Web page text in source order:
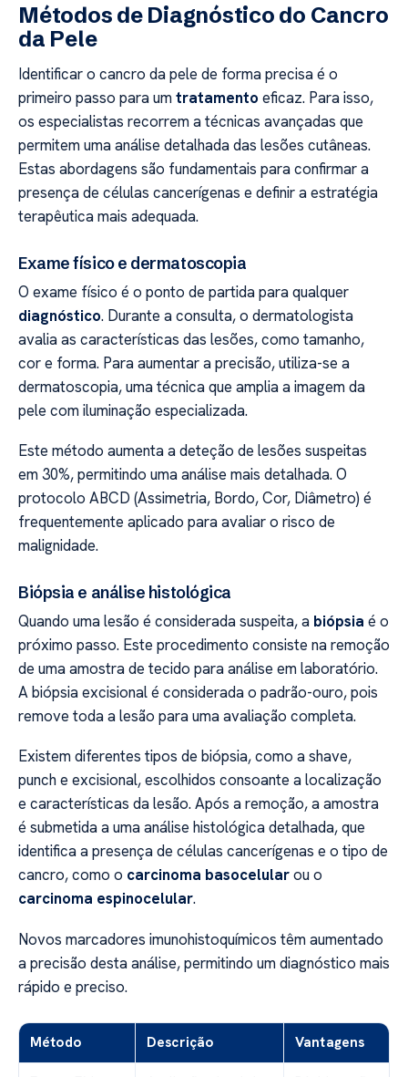
Métodos de Diagnóstico do Cancro
da Pele
Identificar o cancro da pele de forma precisa é o
primeiro passo para umtratamento eficaz. Para isso,
os especialistas recorrem a técnicas avançadas que
permitem uma análise detalhada das lesões cutâneas.
Estas abordagens são fundamentais para confirmar a
presença de células cancerígenas e definir a estratégia
terapêutica mais adequada.
Exame físico e dermatoscopia
O exame físico é o ponto de partida para qualquer
diagnóstico. Durante a consulta, o dermatologista
avalia as características das lesões, como tamanho,
cor e forma. Para aumentar a precisão, utiliza-se a
dermatoscopia, uma técnica que amplia a imagem da
pele com iluminação especializada.
Este método aumenta a deteção de lesões suspeitas
em 30%, permitindo uma análise mais detalhada. O
protocolo ABCD (Assimetria, Bordo, Cor, Diâmetro) é
frequentemente aplicado para avaliar o risco de
malignidade.
Biópsia e análise histológica
Quando uma lesão é considerada suspeita, a biópsia é o
próximo passo. Este procedimento consiste na remoção
de uma amostra de tecido para análise em laboratório.
A biópsia excisional é considerada o padrão-ouro, pois
remove toda a lesão para uma avaliação completa.
Existem diferentes tipos de biópsia, como a shave,
punch e excisional, escolhidos consoante a localização
e características da lesão. Após a remoção, a amostra
é submetida a uma análise histológica detalhada, que
identifica a presença de células cancerígenas e o tipo de
cancro, como o carcinoma basocelularou o
carcinoma espinocelular.
Novos marcadores imunohistoquímicos têm aumentado
a precisão desta análise, permitindo um diagnóstico mais
rápido e preciso.
Método Descrição Vantagens